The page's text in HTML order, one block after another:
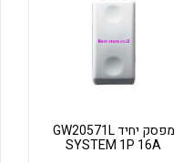
מפסק יחיד GW20571L
SYSTEM 1P 16A